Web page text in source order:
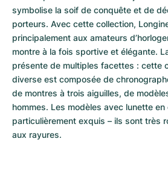
symbolise la soif de conquête et de
porteurs. Avec cette collection,
principalement aux amateurs
montre à la fois sportive et élégante.
présente de multiples facettes : cette
diverse est composée de
de montres à trois aiguilles, de
hommes. Les modèles avec lunette
particulièrement exquis – ils sont très
aux rayures.